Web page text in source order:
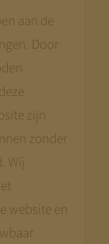
aan de
Door
zijn
zonder
website en